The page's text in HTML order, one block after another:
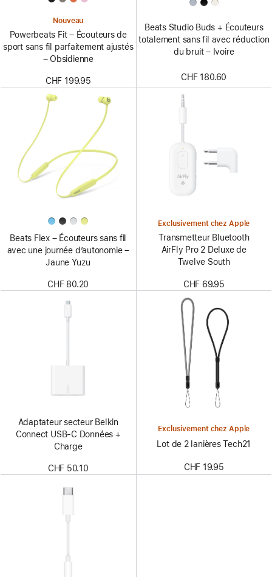
Nouveau
Powerbeats Fit – Écouteurs de
sport sans fil parfaitement ajustés
– Obsidienne
CHF 199.95
Beats Studio Buds + Écouteurs
totalement sans fil avec réduction
du bruit – Ivoire
CHF 180.60
Beats Flex – Écouteurs sans fil
avec une journée d’autonomie –
Jaune Yuzu
CHF 80.20
Exclusivement chez Apple
Transmetteur Bluetooth
AirFly Pro 2 Deluxe de
Twelve South
CHF 69.95
Adaptateur secteur Belkin
Connect USB-C Données +
Charge
CHF 50.10
Exclusivement chez Apple
Lot de 2 lanières Tech21
CHF 19.95